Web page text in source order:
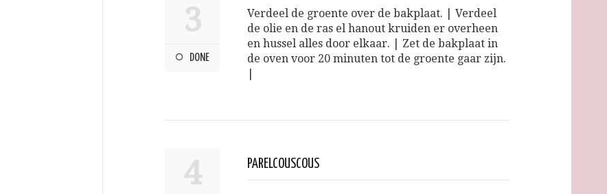
3
DONE
Verdeel de groente over de bakplaat. | Verdeel
de olie en de ras el hanout kruiden er overheen
en hussel alles door elkaar. | Zet de bakplaat in
de oven voor 20 minuten tot de groente gaar zijn.
4 PARELCOUSCOUS